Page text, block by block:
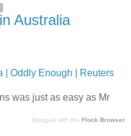
Australia
| Oddly Enough | Reuters
was just as easy as Mr
Blogged with the Flock Browser